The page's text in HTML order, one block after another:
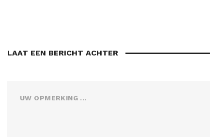
LAAT EEN BERICHT ACHTER